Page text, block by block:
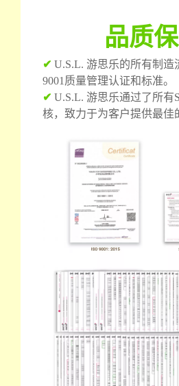
品质
✔ U.S.L. 游思乐的所有制造
9001质量管理认证和标准。
✔ U.S.L. 游思乐通过了所有
核，致力于为客户提供最佳